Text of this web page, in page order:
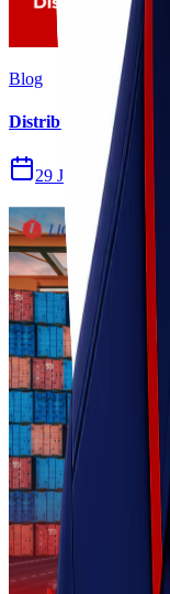
Blog
Distribusi
29 Jul 2026